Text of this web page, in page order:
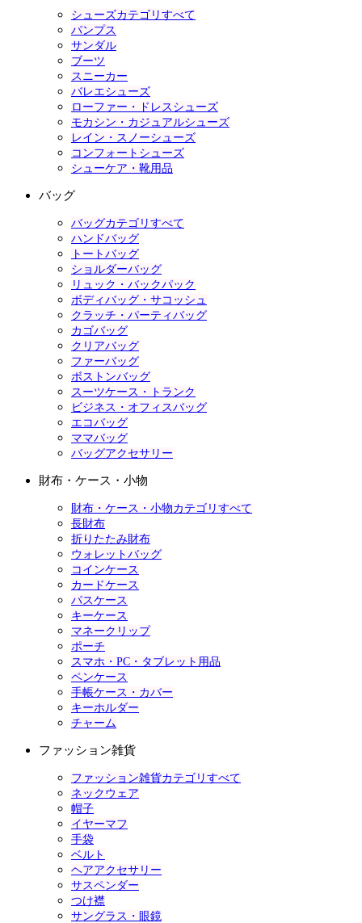
シューズカテゴリすべて
パンプス
サンダル
ブーツ
スニーカー
バレエシューズ
ローファー・ドレスシューズ
モカシン・カジュアルシューズ
レイン・スノーシューズ
コンフォートシューズ
シューケア・靴用品
バッグ
バッグカテゴリすべて
ハンドバッグ
トートバッグ
ショルダーバッグ
リュック・バックパック
ボディバッグ・サコッシュ
クラッチ・パーティバッグ
カゴバッグ
クリアバッグ
ファーバッグ
ボストンバッグ
スーツケース・トランク
ビジネス・オフィスバッグ
エコバッグ
ママバッグ
バッグアクセサリー
財布・ケース・小物
財布・ケース・小物カテゴリすべて
長財布
折りたたみ財布
ウォレットバッグ
コインケース
カードケース
パスケース
キーケース
マネークリップ
ポーチ
スマホ・PC・タブレット用品
ペンケース
手帳ケース・カバー
キーホルダー
チャーム
ファッション雑貨
ファッション雑貨カテゴリすべて
ネックウェア
帽子
イヤーマフ
手袋
ベルト
ヘアアクセサリー
サスペンダー
つけ襟
サングラス・眼鏡